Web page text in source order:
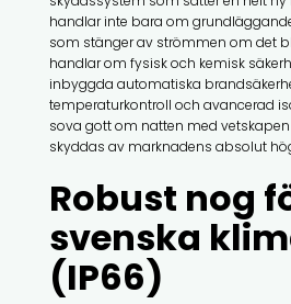
handlar inte bara om
som stänger av strömmen om det
handlar om fysisk och kemisk
inbyggda automatiska
temperaturkontroll och avancerad
sova gott om natten med
skyddas av marknadens absolut
Robust nog
svenska
(IP66)